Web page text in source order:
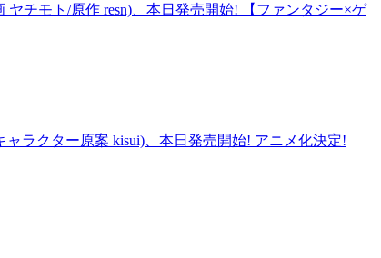
ヤチモト/原作 resn)、本日発売開始! 【ファンタジー×ゲ
ラクター原案 kisui)、本日発売開始! アニメ化決定!